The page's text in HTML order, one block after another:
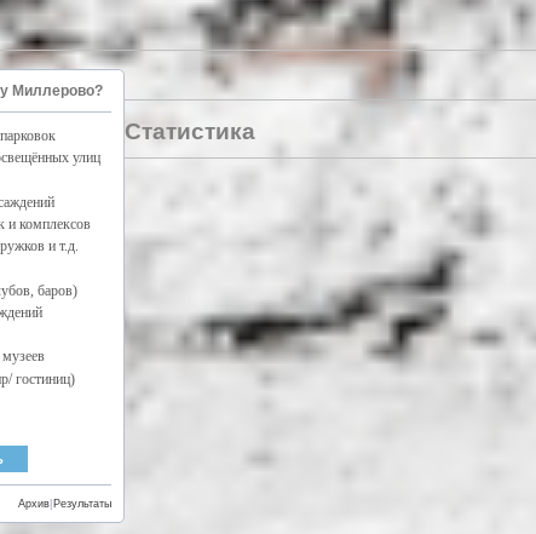
Миллерово?
улиц
и комплексов
и т.д.
баров)
гостиниц)
Результаты
Архив
Статистика